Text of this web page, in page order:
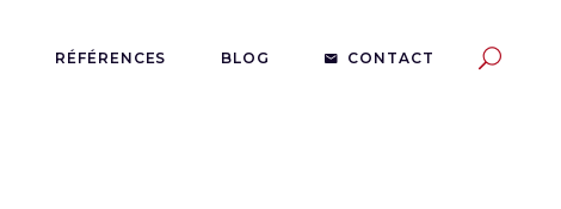
RÉFÉRENCES BLOG CONTACT